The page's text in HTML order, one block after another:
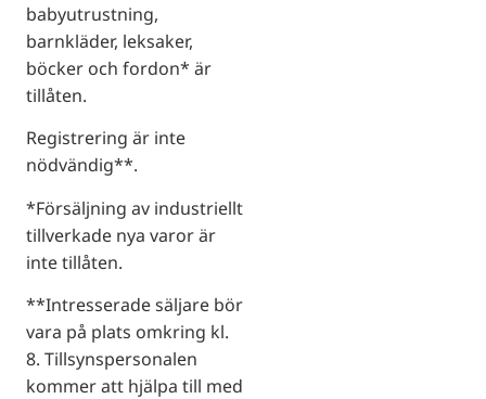
babyutrustning,
barnkläder, leksaker,
böcker och fordon* är
tillåten.
Registrering är inte
nödvändig**.
*Försäljning av industriellt
tillverkade nya varor är
inte tillåten.
**Intresserade säljare bör
vara på plats omkring kl.
8. Tillsynspersonalen
kommer att hjälpa till med